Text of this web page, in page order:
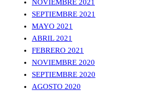
NOVIEMBRE 2021
SEPTIEMBRE 2021
MAYO 2021
ABRIL 2021
FEBRERO 2021
NOVIEMBRE 2020
SEPTIEMBRE 2020
AGOSTO 2020